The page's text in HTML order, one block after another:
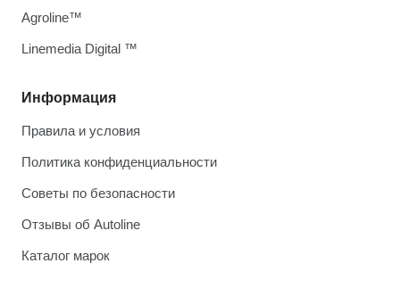
Информация
Правила и условия
Политика конфиденциальности
Советы по безопасности
Отзывы об Autoline
Каталог марок
Agroline™
Linemedia Digital ™